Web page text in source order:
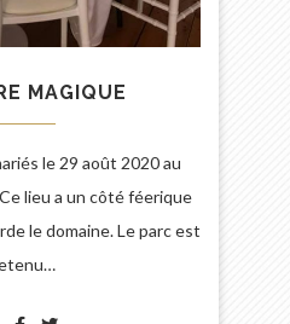
MAGIQUE
le 29 août 2020 au
lieu a un côté féerique
le domaine. Le parc est